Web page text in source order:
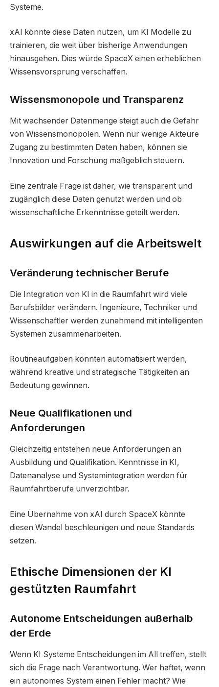
Systeme.
xAI könnte diese Daten nutzen, um KI Modelle zu
trainieren, die weit über bisherige Anwendungen
hinausgehen. Dies würde SpaceX einen erheblichen
Wissensvorsprung verschaffen.
Wissensmonopole und Transparenz
Mit wachsender Datenmenge steigt auch die Gefahr
von Wissensmonopolen. Wenn nur wenige Akteure
Zugang zu bestimmten Daten haben, können sie
Innovation und Forschung maßgeblich steuern.
Eine zentrale Frage ist daher, wie transparent und
zugänglich diese Daten genutzt werden und ob
wissenschaftliche Erkenntnisse geteilt werden.
Auswirkungen auf die Arbeitswelt
Veränderung technischer Berufe
Die Integration von KI in die Raumfahrt wird viele
Berufsbilder verändern. Ingenieure, Techniker und
Wissenschaftler werden zunehmend mit intelligenten
Systemen zusammenarbeiten.
Routineaufgaben könnten automatisiert werden,
während kreative und strategische Tätigkeiten an
Bedeutung gewinnen.
Neue Qualifikationen und
Anforderungen
Gleichzeitig entstehen neue Anforderungen an
Ausbildung und Qualifikation. Kenntnisse in KI,
Datenanalyse und Systemintegration werden für
Raumfahrtberufe unverzichtbar.
Eine Übernahme von xAI durch SpaceX könnte
diesen Wandel beschleunigen und neue Standards
setzen.
Ethische Dimensionen der KI
gestützten Raumfahrt
Autonome Entscheidungen außerhalb
der Erde
Wenn KI Systeme Entscheidungen im All treffen, stellt
sich die Frage nach Verantwortung. Wer haftet, wenn
ein autonomes System einen Fehler macht? Wie